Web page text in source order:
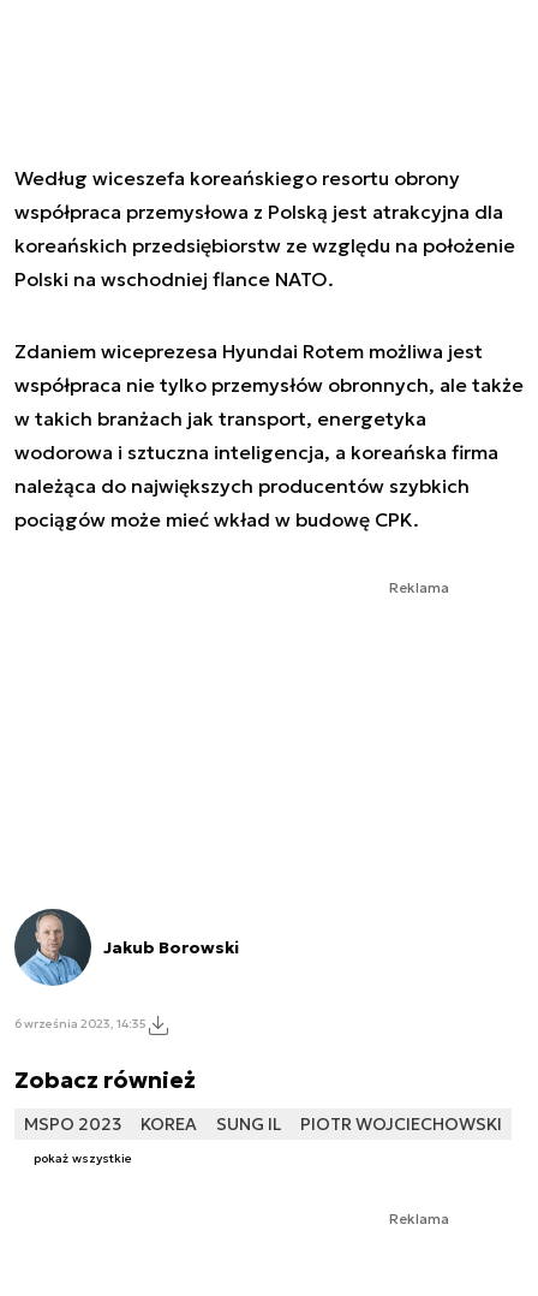
Według wiceszefa koreańskiego resortu obrony
współpraca przemysłowa z Polską jest atrakcyjna dla
koreańskich przedsiębiorstw ze względu na położenie
Polski na wschodniej flance NATO.
Zdaniem wiceprezesa Hyundai Rotem możliwa jest
współpraca nie tylko przemysłów obronnych, ale także
w takich branżach jak transport, energetyka
wodorowa i sztuczna inteligencja, a koreańska firma
należąca do największych producentów szybkich
pociągów może mieć wkład w budowę CPK.
Reklama
Jakub Borowski
6 września 2023, 14:35
Zobacz również
MSPO 2023 KOREA SUNG IL PIOTR WOJCIECHOWSKI
pokaż wszystkie
Reklama